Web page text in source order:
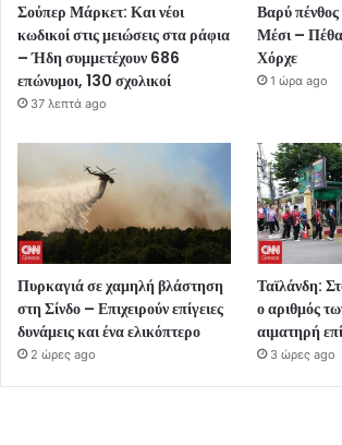
Σούπερ Μάρκετ: Και νέοι
κωδικοί στις μειώσεις στα ράφια
– Ήδη συμμετέχουν 686
επώνυμοι, 130 σχολικοί
37 λεπτά ago
Βαρύ πένθος
Μέσι –
Χόρχε
1 ώρα ago
Πυρκαγιά σε χαμηλή βλάστηση
στη Σίνδο – Επιχειρούν επίγειες
δυνάμεις και ένα ελικόπτερο
2 ώρες ago
Ταϊλάνδη:
ο αριθμός
αιματηρή
3 ώρες ago